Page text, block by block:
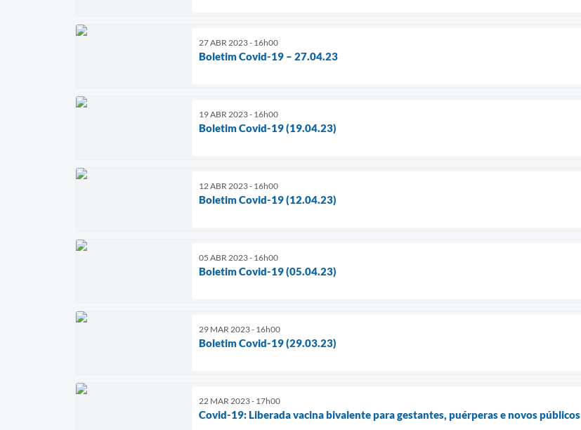
27 ABR 2023 - 16h00
Boletim Covid-19 – 27.04.23
19 ABR 2023 - 16h00
Boletim Covid-19 (19.04.23)
12 ABR 2023 - 16h00
Boletim Covid-19 (12.04.23)
05 ABR 2023 - 16h00
Boletim Covid-19 (05.04.23)
29 MAR 2023 - 16h00
Boletim Covid-19 (29.03.23)
22 MAR 2023 - 17h00
Covid-19: Liberada vacina bivalente para gestantes, puérperas e novos públicos